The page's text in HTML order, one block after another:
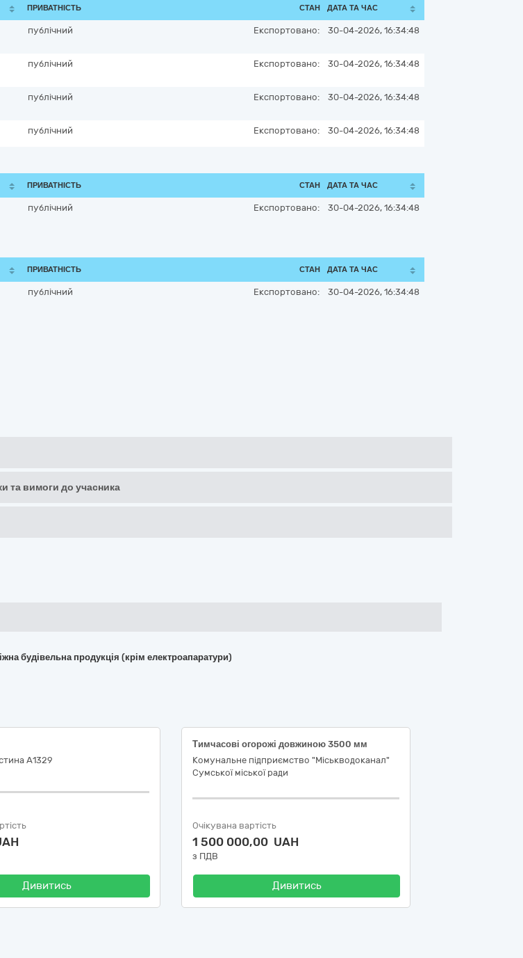
ПРИВАТНІСТЬ СТАН ДАТА ТА ЧАС
публічний Експортовано: 30-04-2026, 16:34:48
публічний Експортовано: 30-04-2026, 16:34:48
публічний Експортовано: 30-04-2026, 16:34:48
публічний Експортовано: 30-04-2026, 16:34:48
ПРИВАТНІСТЬ СТАН ДАТА ТА ЧАС
публічний Експортовано: 30-04-2026, 16:34:48
ПРИВАТНІСТЬ СТАН ДАТА ТА ЧАС
публічний Експортовано: 30-04-2026, 16:34:48
та вимоги до учасника
будівельна продукція (крім електроапаратури)
А1329
Дивитись
Тимчасові огорожі довжиною 3500 мм
Комунальне підприємство "Міськводоканал"
Сумської міської ради
Очікувана вартість
1 500 000,00 UAH
з ПДВ
Дивитись